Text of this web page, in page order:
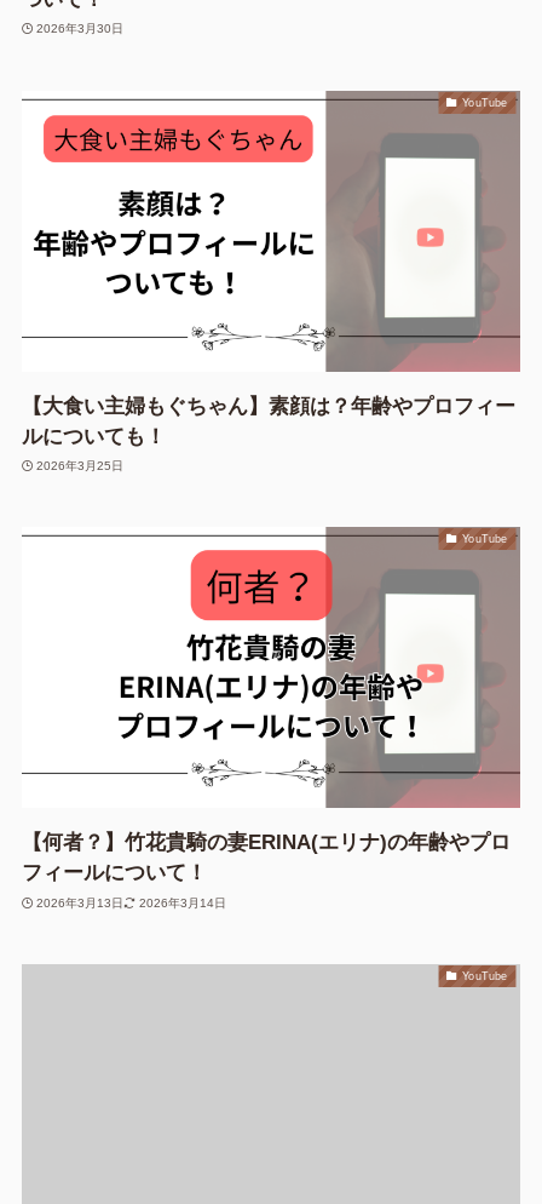
2026年3月30日
YouTube
【大食い主婦もぐちゃん】素顔は？年齢やプロフィー
ルについても！
2026年3月25日
YouTube
【何者？】竹花貴騎の妻ERINA(エリナ)の年齢やプロ
フィールについて！
2026年3月13日 2026年3月14日
YouTube